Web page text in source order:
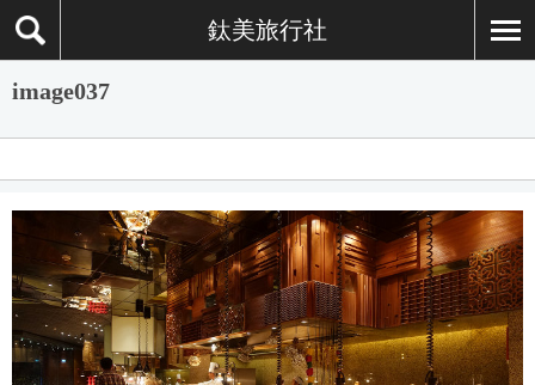
鈦美旅行社
image037